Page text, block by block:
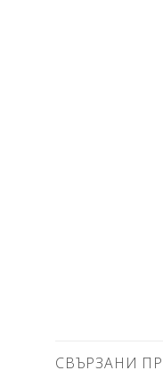
СВЪРЗАНИ